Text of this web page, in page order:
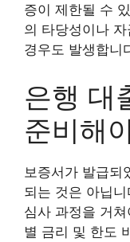
증이 제한될 수
의 타당성이나
경우도 발생합니
은행 대
준비해
보증서가 발급되
되는 것은 아닙
심사 과정을 거
별 금리 및 한도